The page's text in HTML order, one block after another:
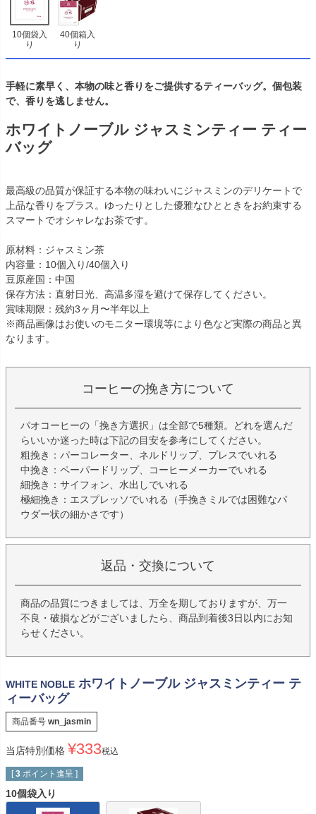
10個袋入
り
40個箱入
り
手軽に素早く、本物の味と香りをご提供するティーバッグ。個包装
で、香りを逃しません。
ホワイトノーブル ジャスミンティー ティー
バッグ
最高級の品質が保証する本物の味わいにジャスミンのデリケートで
上品な香りをプラス。ゆったりとした優雅なひとときをお約束する
スマートでオシャレなお茶です。
原材料：ジャスミン茶
内容量：10個入り/40個入り
豆原産国：中国
保存方法：直射日光、高温多湿を避けて保存してください。
賞味期限：残約3ヶ月〜半年以上
※商品画像はお使いのモニター環境等により色など実際の商品と異
なります。
コーヒーの挽き方について
パオコーヒーの「挽き方選択」は全部で5種類。どれを選んだ
らいいか迷った時は下記の目安を参考にしてください。
粗挽き：パーコレーター、ネルドリップ、プレスでいれる
中挽き：ペーパードリップ、コーヒーメーカーでいれる
細挽き：サイフォン、水出しでいれる
極細挽き：エスプレッソでいれる（手挽きミルでは困難なパ
ウダー状の細かさです）
返品・交換について
商品の品質につきましては、万全を期しておりますが、万一
不良・破損などがございましたら、商品到着後3日以内にお知
らせください。
WHITE NOBLE ホワイトノーブル ジャスミンティー テ
ィーバッグ
商品番号 wn_jasmin
当店特別価格 ¥333税込
[ 3 ポイント進呈 ]
10個袋入り